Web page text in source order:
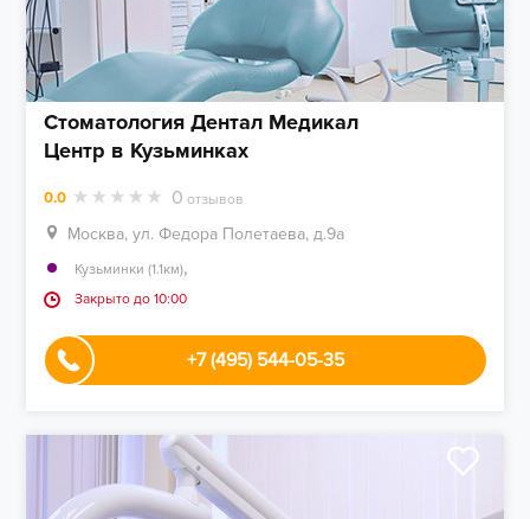
Стоматология Дентал Медикал
Центр в Кузьминках
0.0 0 отзывов
Москва, ул. Федора Полетаева, д.9а
Кузьминки (1.1км),
Закрыто до 10:00
+7 (495) 544-05-35